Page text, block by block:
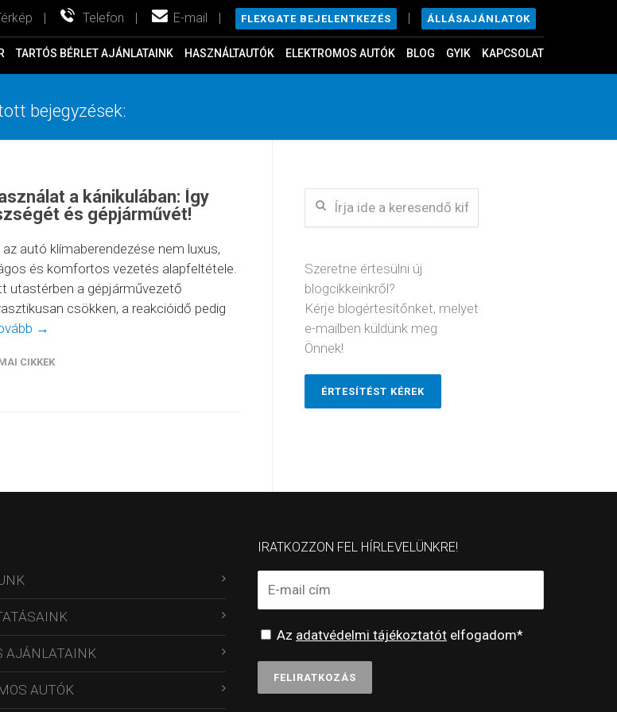
| Telefon | E-mail | FLEXGATE BEJELENTKEZÉS | ÁLLÁSAJÁNLATOK
TARTÓS BÉRLET AJÁNLATAINK HASZNÁLTAUTÓK ELEKTROMOS AUTÓK BLOG GYIK KAPCSOLAT
bejegyzések:
a kánikulában: Így
és gépjárművét!
autó klímaberendezése nem luxus,
és komfortos vezetés alapfeltétele.
utastérben a gépjárművezető
csökken, a reakcióidő pedig
→
CIKKEK
Szeretne értesülni új
blogcikkeinkről?
Kérje blogértesítőnket, melyet
e-mailben küldünk meg
Önnek!
ÉRTESÍTÉST KÉREK
AJÁNLATAINK
AUTÓK
IRATKOZZON FEL HÍRLEVELÜNKRE!
Az adatvédelmi tájékoztatót elfogadom*